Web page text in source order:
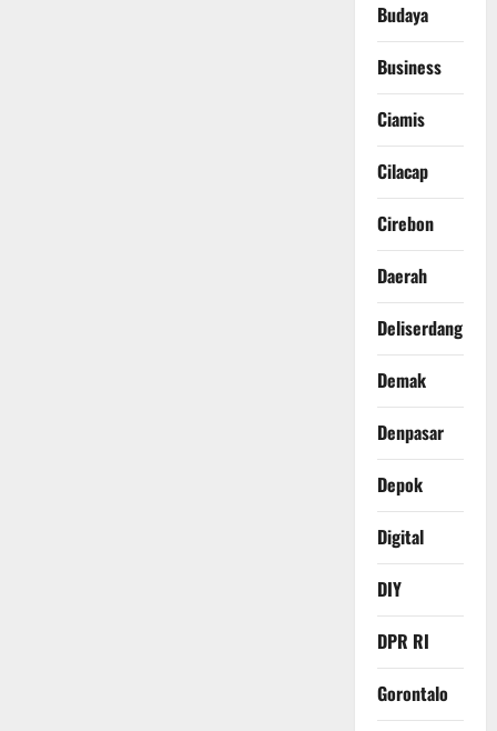
Budaya
Business
Ciamis
Cilacap
Cirebon
Daerah
Deliserdang
Demak
Denpasar
Depok
Digital
DIY
DPR RI
Gorontalo